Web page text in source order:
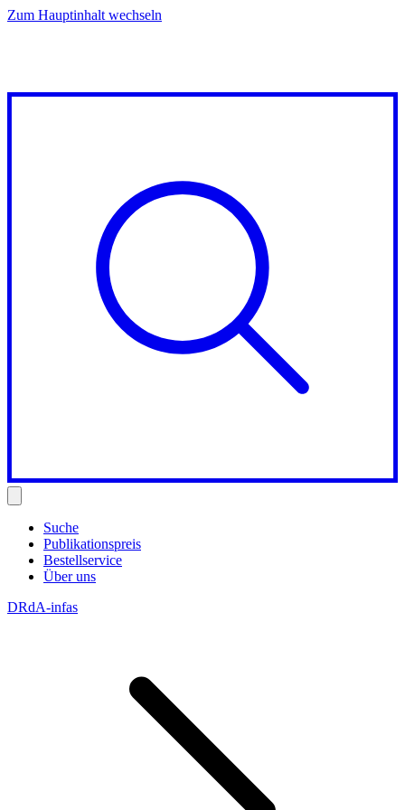
Zum Hauptinhalt wechseln
Suche
Publikationspreis
Bestellservice
Über uns
DRdA-infas